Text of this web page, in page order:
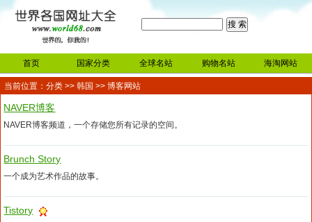
首页 国家分类 全球名站 购物名站 海淘网站
当前位置： 分类 >> 韩国 >> 博客网站
NAVER博客
NAVER博客频道，一个存储您所有记录的空间。
Brunch Story
一个成为艺术作品的故事。
Tistory